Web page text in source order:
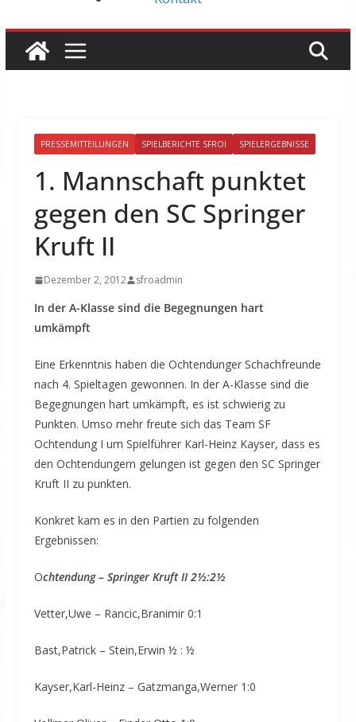
PRESSEMITTEILUNGEN SPIELBERICHTE SFROI SPIELERGEBNISSE
1. Mannschaft punktet
gegen den SC Springer
Kruft II
Dezember 2, 2012 sfroadmin
In der A-Klasse sind die Begegnungen hart
umkämpft
Eine Erkenntnis haben die Ochtendunger Schachfreunde
nach 4. Spieltagen gewonnen. In der A-Klasse sind die
Begegnungen hart umkämpft, es ist schwierig zu
Punkten. Umso mehr freute sich das Team SF
Ochtendung I um Spielführer Karl-Heinz Kayser, dass es
den Ochtendungern gelungen ist gegen den SC Springer
Kruft II zu punkten.
Konkret kam es in den Partien zu folgenden
Ergebnissen:
Ochtendung – Springer Kruft II 2½:2½
Vetter,Uwe – Rancic,Branimir 0:1
Bast,Patrick – Stein,Erwin ½ : ½
Kayser,Karl-Heinz – Gatzmanga,Werner 1:0